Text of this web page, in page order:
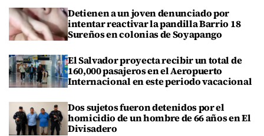
Detienen a un joven denunciado por
intentar reactivar la pandilla Barrio 18
Sureños en colonias de Soyapango
El Salvador proyecta recibir un total de
160,000 pasajeros en el Aeropuerto
Internacional en este periodo vacacional
Dos sujetos fueron detenidos por el
homicidio de un hombre de 66 años en El
Divisadero